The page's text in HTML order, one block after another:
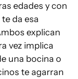
edades y con
da esa
explican
vez implica
una bocina o
te agarran